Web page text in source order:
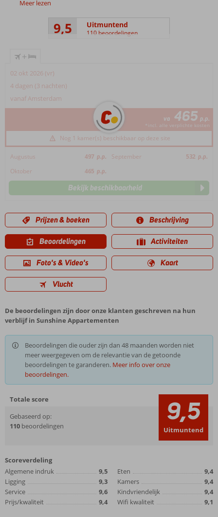
Meer lezen
9,5 Uitmuntend
110 beoordelingen
+
02 okt 2026 (vr)
4 dagen (3 nachten)
vanaf Amsterdam
va 465 p.p.
*incl. alle verplichte kosten
Nog 1 kamer(s) beschikbaar op deze site
Augustus 497 p.p. September 532 p.p.
Oktober
465 p.p.
Bekijk beschikbaarheid
Prijzen & boeken Beschrijving
Beoordelingen Activiteiten
Foto's & Video's Kaart
Vlucht
De beoordelingen zijn door onze klanten geschreven na hun
verblijf in Sunshine Appartementen
Beoordelingen die ouder zijn dan 48 maanden worden niet
meer weergegeven om de relevantie van de getoonde
beoordelingen te garanderen. Meer info over onze
beoordelingen.
Totale score
Gebaseerd op:
110 beoordelingen 9,5
Uitmuntend
Scoreverdeling
Algemene indruk
9,5
Ligging
9,3
Service
9,6
Prijs/kwaliteit
9,4
Eten
9,4
Kamers
9,4
Kindvriendelijk
9,4
Wifi kwaliteit
9,1